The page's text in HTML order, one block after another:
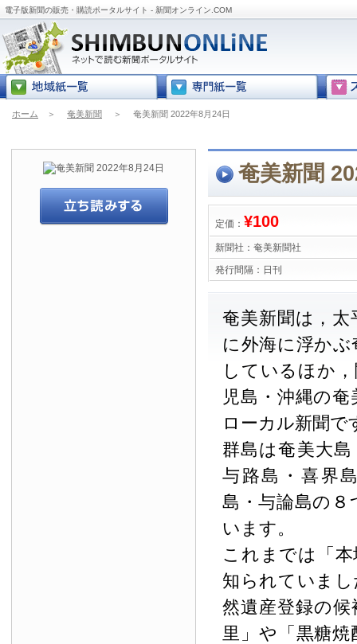
電子版新聞の販売・購読ポータルサイト - 新聞オンライン.COM
ホーム ＞ 奄美新聞 ＞ 奄美新聞 2022年8月24日
奄美新聞
定価： ¥100
新聞社： 奄美新聞社
発行間隔： 日刊
奄美新聞は，
に外海に浮か
しているほか
児島・沖縄の
ローカル新聞で
群島は奄美大
与路島・喜界
島・与論島の
います。
これまでは「
知られていま
然遺産登録の
里」や「黒糖